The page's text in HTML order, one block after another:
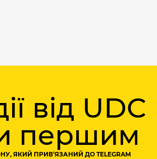
від UDC
першим
ЯКИЙ ПРИВ‘ЯЗАНИЙ ДО TELEGRAM